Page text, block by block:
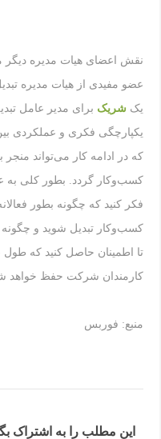
نقش اعضای هیات مدیره دیگر
عضو مفیدی از هیات مدیره
یک شریک برای مدیر عامل
یکپارچگی فکری و عملکردی
که در ادامه کار می‌تواند
کسب‌وکار گردد. بطور کلی به
فکر کنید که چگونه بطور
کسب‌وکار تبدیل شوید و چگونه
تا اطمینان حاصل کنید که
کارمندان شرکت حفظ خواهد
منبع: فوربس
این مطلب را به اشتراک